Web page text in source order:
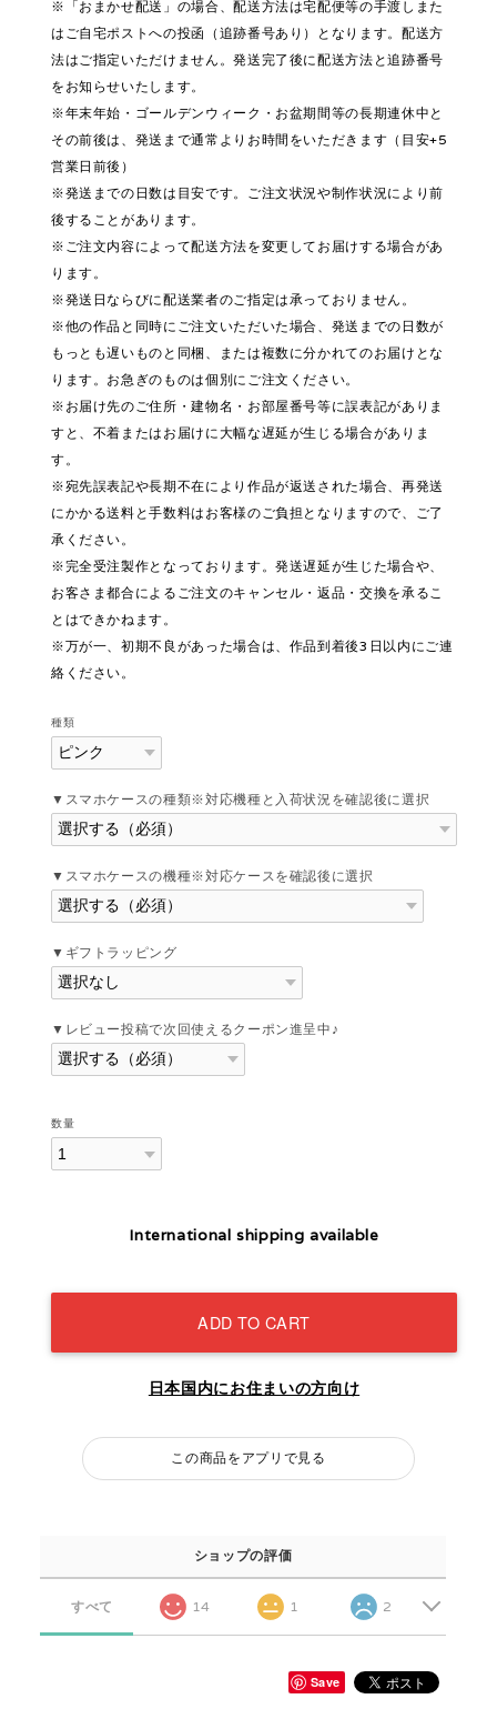
※「おまかせ配送」の場合、配送方法は宅配便等の手渡しまた
はご自宅ポストへの投函（追跡番号あり）となります。配送方
法はご指定いただけません。発送完了後に配送方法と追跡番号
をお知らせいたします。
※年末年始・ゴールデンウィーク・お盆期間等の長期連休中と
その前後は、発送まで通常よりお時間をいただきます（目安+5
営業日前後）
※発送までの日数は目安です。ご注文状況や制作状況により前
後することがあります。
※ご注文内容によって配送方法を変更してお届けする場合があ
ります。
※発送日ならびに配送業者のご指定は承っておりません。
※他の作品と同時にご注文いただいた場合、発送までの日数が
もっとも遅いものと同梱、または複数に分かれてのお届けとな
ります。お急ぎのものは個別にご注文ください。
※お届け先のご住所・建物名・お部屋番号等に誤表記がありま
すと、不着またはお届けに大幅な遅延が生じる場合がありま
す。
※宛先誤表記や長期不在により作品が返送された場合、再発送
にかかる送料と手数料はお客様のご負担となりますので、ご了
承ください。
※完全受注製作となっております。発送遅延が生じた場合や、
お客さま都合によるご注文のキャンセル・返品・交換を承るこ
とはできかねます。
※万が一、初期不良があった場合は、作品到着後3日以内にご連
絡ください。
種類
▼スマホケースの種類※対応機種と入荷状況を確認後に選択
▼スマホケースの機種※対応ケースを確認後に選択
▼ギフトラッピング
▼レビュー投稿で次回使えるクーポン進呈中♪
数量
International shipping available
ADD TO CART
日本国内にお住まいの方向け
この商品をアプリで見る
ショップの評価
すべて 14 1 2
Save